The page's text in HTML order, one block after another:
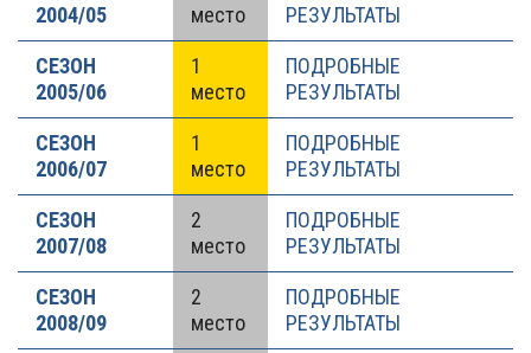
2004/05
место
РЕЗУЛЬТАТЫ
СЕЗОН
2005/06
1
место
ПОДРОБНЫЕ
РЕЗУЛЬТАТЫ
СЕЗОН
2006/07
1
место
ПОДРОБНЫЕ
РЕЗУЛЬТАТЫ
СЕЗОН
2007/08
2
место
ПОДРОБНЫЕ
РЕЗУЛЬТАТЫ
СЕЗОН
2008/09
2
место
ПОДРОБНЫЕ
РЕЗУЛЬТАТЫ